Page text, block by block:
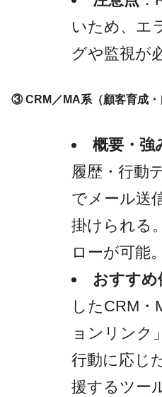
いため、エ
グや監視が
③ CRM／MA系（顧客育成・
概要・強
履歴・行動
でメール送
掛けられる
ローが可能。
おすすめ
したCRM・
ョンリンク
行動に応じ
援するツー